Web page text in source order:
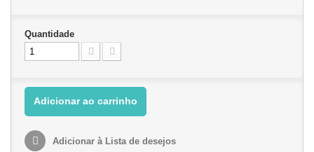
Quantidade
Adicionar ao carrinho
Adicionar à Lista de desejos